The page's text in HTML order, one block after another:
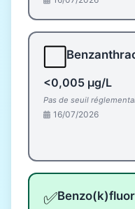
<0,005 µg/L
Pas de seuil
16/07/2026
✅